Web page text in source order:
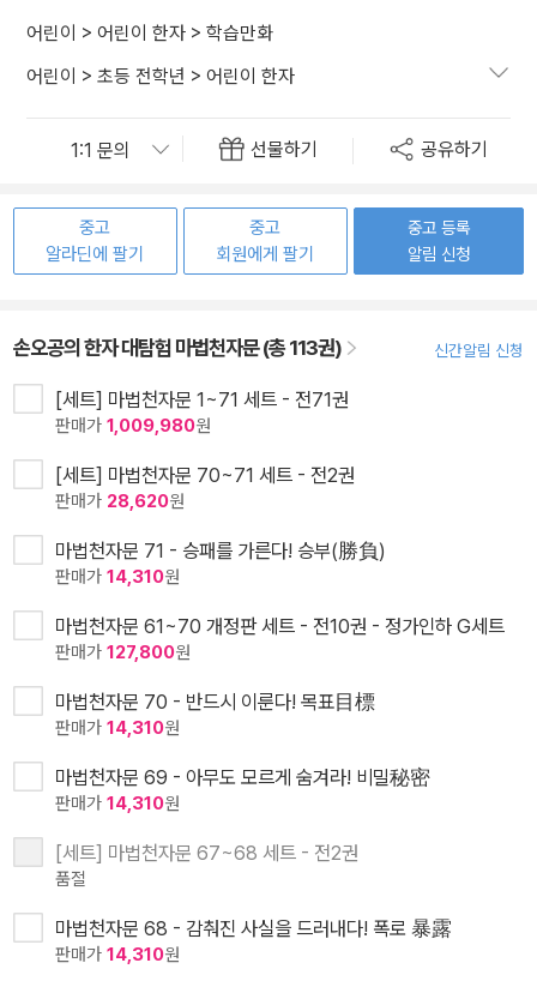
어린이 > 어린이 한자 > 학습만화
어린이 > 초등 전학년 > 어린이 한자
선물하기 공유하기
중고
알라딘에 팔기
중고
회원에게 팔기
중고 등록
알림 신청
손오공의 한자 대탐험 마법천자문 (총 113권) 신간알림 신청
[세트] 마법천자문 1~71 세트 - 전71권
판매가 1,009,980원
[세트] 마법천자문 70~71 세트 - 전2권
판매가 28,620원
마법천자문 71 - 승패를 가른다! 승부(勝負)
판매가 14,310원
마법천자문 61~70 개정판 세트 - 전10권 - 정가인하 G세트
판매가 127,800원
마법천자문 70 - 반드시 이룬다! 목표目標
판매가 14,310원
마법천자문 69 - 아무도 모르게 숨겨라! 비밀秘密
판매가 14,310원
[세트] 마법천자문 67~68 세트 - 전2권
품절
마법천자문 68 - 감춰진 사실을 드러내다! 폭로 暴露
판매가 14,310원